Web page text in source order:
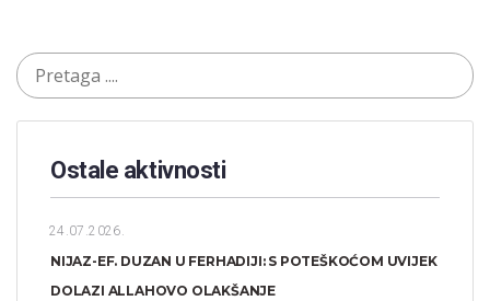
Ostale aktivnosti
24.07.2026.
NIJAZ-EF. DUZAN U FERHADIJI: S POTEŠKOĆOM UVIJEK
DOLAZI ALLAHOVO OLAKŠANJE